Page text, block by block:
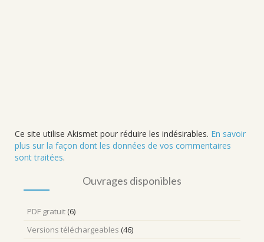
Ce site utilise Akismet pour réduire les indésirables. En savoir
plus sur la façon dont les données de vos commentaires
sont traitées.
Ouvrages disponibles
PDF gratuit (6)
Versions téléchargeables (46)